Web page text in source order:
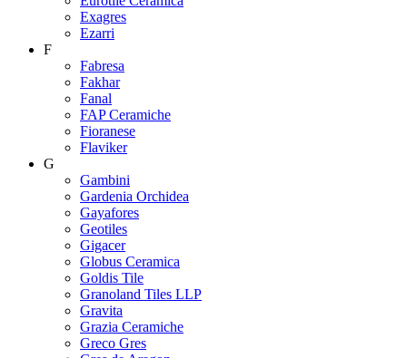
Exagres
Ezarri
F
Fabresa
Fakhar
Fanal
FAP Ceramiche
Fioranese
Flaviker
G
Gambini
Gardenia Orchidea
Gayafores
Geotiles
Gigacer
Globus Ceramica
Goldis Tile
Granoland Tiles LLP
Gravita
Grazia Ceramiche
Greco Gres